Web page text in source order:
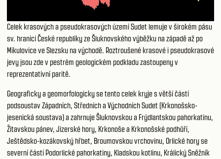
Celek krasových a pseudokrasových území Sudet lemuje v širokém pásu
sv. hranici České republiky ze Šluknovského výběžku na západě až po
Mikulovice ve Slezsku na východě. Roztroušené krasové i pseudokrasové
jevy jsou zde v pestrém geologickém podkladu zastoupeny v
reprezentativní paritě.
Geograficky a geomorfologicky se tento celek kryje s větší částí
podsoustav Západních, Středních a Východních Sudet (Krkonošsko-
jesenická soustava) a zahrnuje Šluknovskou a Frýdlantskou pahorkatinu,
Žitavskou pánev, Jizerské hory, Krkonoše a Krkonošské podhůří,
Ještědsko-kozákovský hřbet, Broumovskou vrchovinu, Orlické hory se
severní částí Podorlické pahorkatiny, Kladskou kotlinu, Králický Sněžník